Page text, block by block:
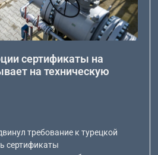
сертификаты на
на техническую
требование к турецкой
сертификаты